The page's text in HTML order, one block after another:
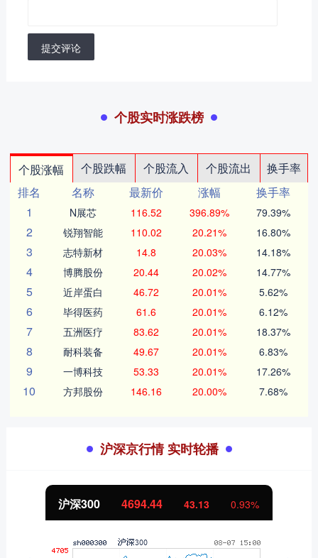
提交评论
个股实时涨跌榜
个股涨幅 个股跌幅 个股流入 个股流出
换手率
排名
名称 最新价 涨幅
换手率
1
N展芯 116.52 396.89% 79.39%
2 锐翔智能 110.02 20.21% 16.80%
3 志特新材 14.8 20.03% 14.18%
4 博腾股份 20.44 20.02% 14.77%
5 近岸蛋白 46.72 20.01% 5.62%
6 毕得医药 61.6 20.01% 6.12%
7 五洲医疗 83.62 20.01% 18.37%
8 耐科装备 49.67 20.01% 6.83%
9 一博科技 53.33 20.01% 17.26%
10 方邦股份 146.16 20.00% 7.68%
沪深京行情 实时轮播
北证50 1134.24 11.37 1.01%